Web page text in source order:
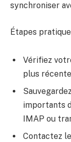
synchroniser
Étapes
Vérifiez
plus
importants
IMAP ou
Contactez